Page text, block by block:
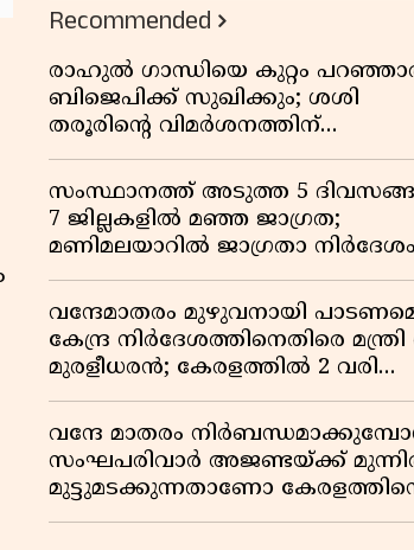
Recommended
രാഹുൽ ഗാന്ധിയെ കുറ്റം
ബിജെപിക്ക് സുഖിക്കും; ശശി
തരൂരിന്റെ വിമർശനത്തിന്
മറുപടിയുമായി കെ സി
വേണുഗോപാൽ
സംസ്ഥാനത്ത് അടുത്ത 5
7 ജില്ലകളിൽ മഞ്ഞ ജാഗ്രത;
മണിമലയാറിൽ ജാഗ്രതാ നിർദേശം
വന്ദേമാതരം മുഴുവനായി
കേന്ദ്ര നിർദേശത്തിനെതിരെ
മുരളീധരൻ; കേരളത്തിൽ 2 വരി
മാത്രമേ ഉണ്ടാകൂ എന്ന്
വന്ദേ മാതരം
സംഘപരിവാർ അജണ്ടയ്ക്ക്
മുട്ടുമടക്കുന്നതാണോ
മതേതര പാരമ്പര്യം?